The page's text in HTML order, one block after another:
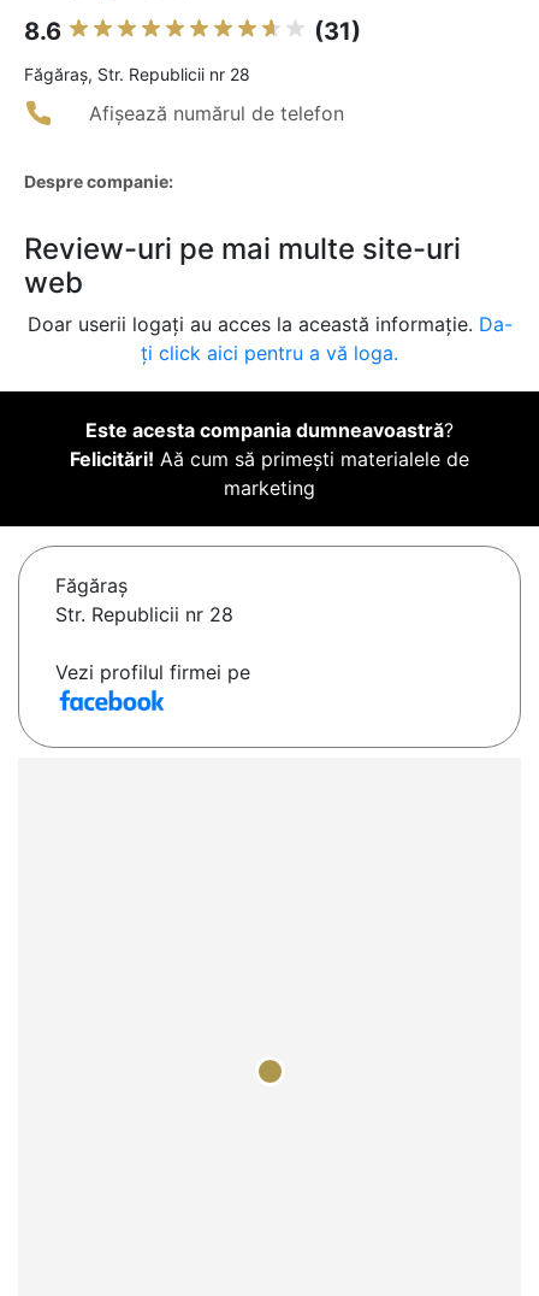
8.6 (31)
Făgăraş, Str. Republicii nr 28
Afișează numărul de telefon
Despre companie:
Review-uri pe mai multe site-uri
web
Doar userii logați au acces la această informație. Da-
ți click aici pentru a vă loga.
Este acesta compania dumneavoastră?
Felicitări! Aă cum să primești materialele de
marketing
Făgăraş
Str. Republicii nr 28
Vezi profilul firmei pe